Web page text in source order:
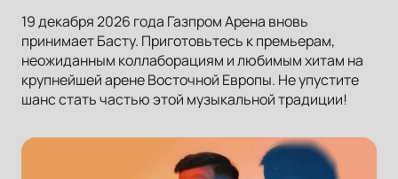
19 декабря 2026 года Газпром Арена вновь
принимает Басту. Приготовьтесь к премьерам,
неожиданным коллаборациям и любимым хитам на
крупнейшей арене Восточной Европы. Не упустите
шанс стать частью этой музыкальной традиции!